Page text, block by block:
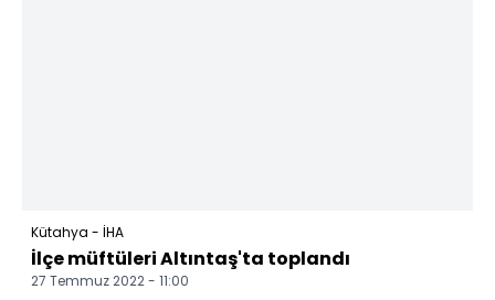
Kütahya - İHA
İlçe müftüleri Altıntaş'ta toplandı
27 Temmuz 2022 - 11:00